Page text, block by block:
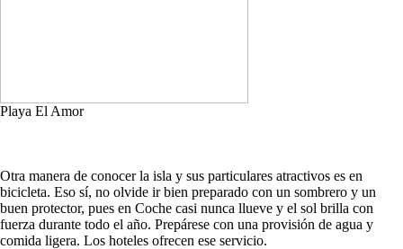
Playa El Amor
Otra manera de conocer la isla y sus particulares atractivos es en
bicicleta. Eso sí, no olvide ir bien preparado con un sombrero y un
buen protector, pues en Coche casi nunca llueve y el sol brilla con
fuerza durante todo el año. Prepárese con una provisión de agua y
comida ligera. Los hoteles ofrecen ese servicio.